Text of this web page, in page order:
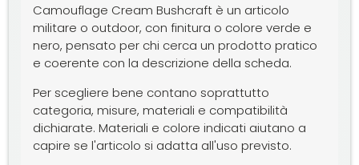
Camouflage Cream Bushcraft è un articolo
militare o outdoor, con finitura o colore verde e
nero, pensato per chi cerca un prodotto pratico
e coerente con la descrizione della scheda.
Per scegliere bene contano soprattutto
categoria, misure, materiali e compatibilità
dichiarate. Materiali e colore indicati aiutano a
capire se l'articolo si adatta all'uso previsto.